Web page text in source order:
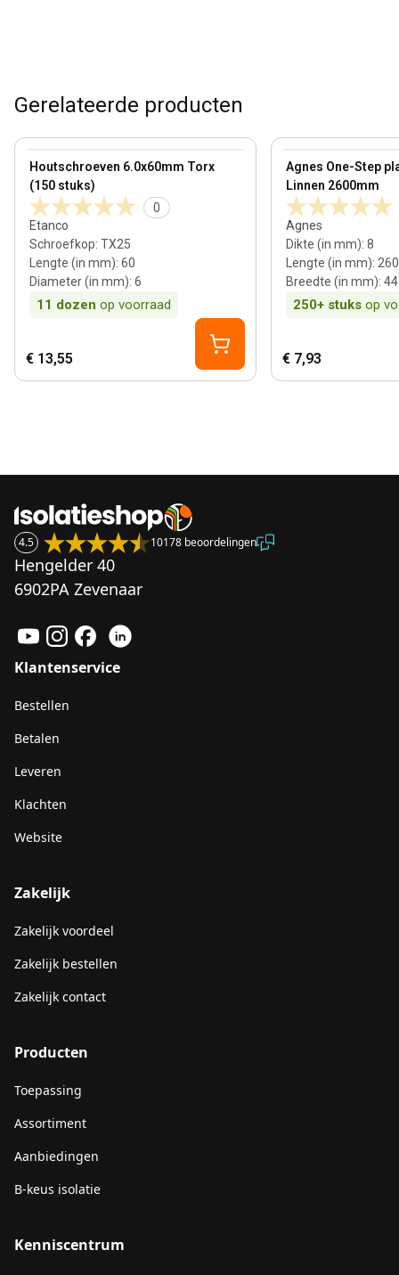
Gerelateerde producten
Houtschroeven 6.0x60mm Torx
(150 stuks)
0
Etanco
Schroefkop: TX25
Lengte (in mm): 60
Diameter (in mm): 6
11 dozen op voorraad
View product
€ 13,55
Agnes One-Step
Linnen 2600mm
Agnes
Dikte (in mm): 8
Lengte (in mm):
Breedte (in mm): 44
250+ stuks op
View product
€ 7,93
4.5 10178 beoordelingen
Hengelder 40
6902PA Zevenaar
Klantenservice
Bestellen
Betalen
Leveren
Klachten
Website
Zakelijk
Zakelijk voordeel
Zakelijk bestellen
Zakelijk contact
Producten
Toepassing
Assortiment
Aanbiedingen
B-keus isolatie
Kenniscentrum